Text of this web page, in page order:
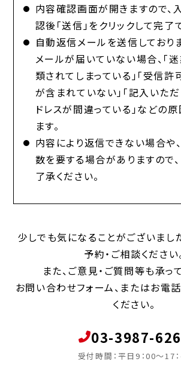
内容確認画面が開きますので、
認後「送信」をクリックして完了
自動返信メールを送信しており
メールが届いていない場合、「
類されてしまっている」「受信許
が含まれていない」「記入いた
ドレスが間違っている」などの
ます。
内容により返信できない場合や
数を要する場合がありますので
了承ください。
少しでも気になることがございまし
予約・ご相談ください
また、ご意見・ご質問等も承っ
お問い合わせフォーム、またはお電
ください。
03-3987-
受付時間：平日9：00～17